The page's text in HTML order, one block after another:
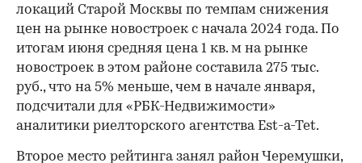
локаций Старой Москвы по темпам снижения
цен на рынке новостроек с начала 2024 года. По
итогам июня средняя цена 1 кв. м на рынке
новостроек в этом районе составила 275 тыс.
руб., что на 5% меньше, чем в начале января,
подсчитали для «РБК-Недвижимости»
аналитики риелторского агентства Est-a-Tet.
Второе место рейтинга занял район Черемушки,